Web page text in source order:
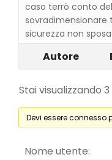
caso terrò conto
sovradimensionare
sicurezza non
Autore
Stai visualizzando
Devi essere connesso
Nome utente: